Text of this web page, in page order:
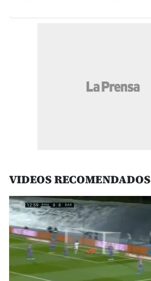
VIDEOS RECOMENDADOS